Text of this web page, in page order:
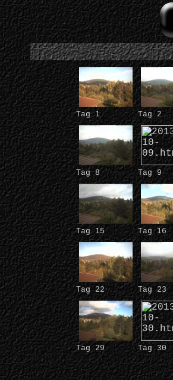
Tag 1 Tag 2
Tag 8 Tag 9
Tag 15 Tag 16
Tag 22 Tag 23
Tag 29 Tag 30